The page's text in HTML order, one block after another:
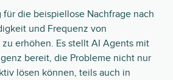
die beispiellose Nachfrage nach
und Frequenz von
erhöhen. Es stellt AI Agents mit
bereit, die Probleme nicht nur
lösen können, teils auch in